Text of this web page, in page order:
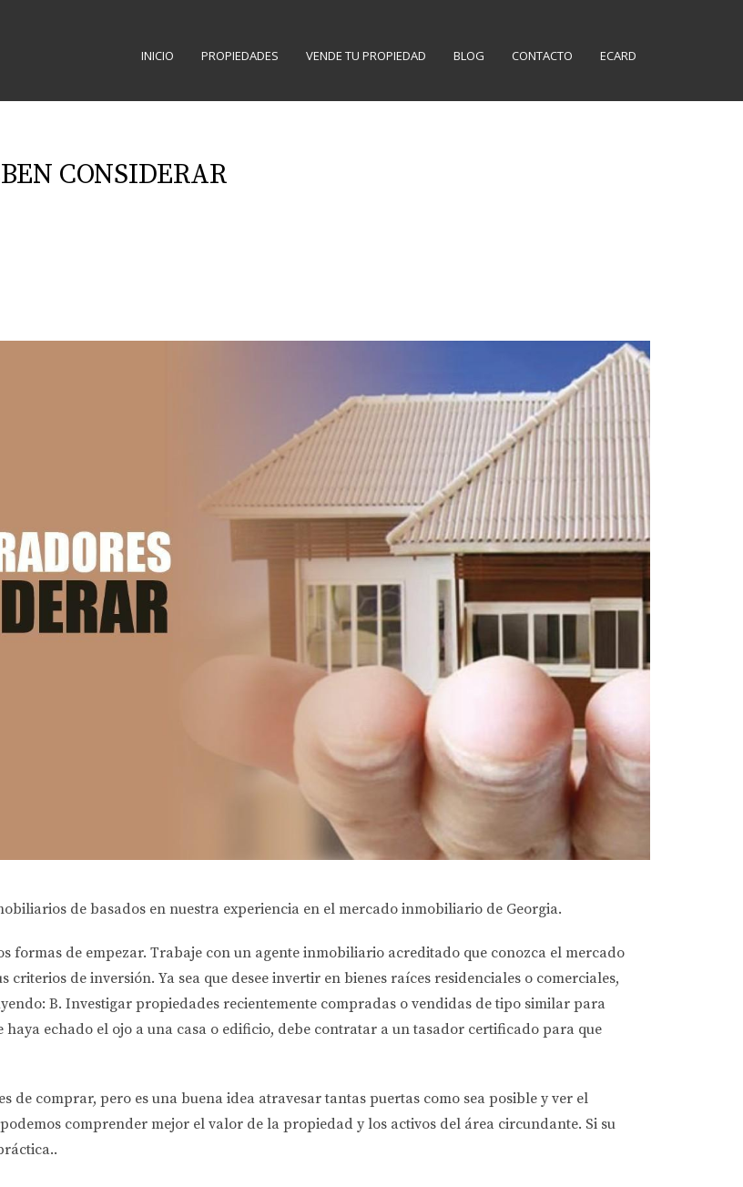
INICIO PROPIEDADES VENDE TU PROPIEDAD BLOG CONTACTO ECARD
CONSIDERAR
de basados ​​en nuestra experiencia en el mercado inmobiliario de Georgia.
formas de empezar. Trabaje con un agente inmobiliario acreditado que conozca el mercado
de inversión. Ya sea que desee invertir en bienes raíces residenciales o comerciales,
B. Investigar propiedades recientemente compradas o vendidas de tipo similar para
haya echado el ojo a una casa o edificio, debe contratar a un tasador certificado para que
de comprar, pero es una buena idea atravesar tantas puertas como sea posible y ver el
comprender mejor el valor de la propiedad y los activos del área circundante. Si su